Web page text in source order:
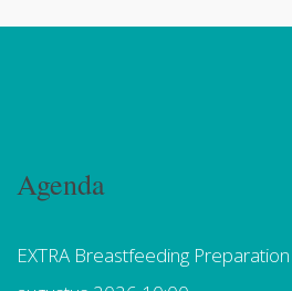
Agenda
EXTRA Breastfeeding Preparation